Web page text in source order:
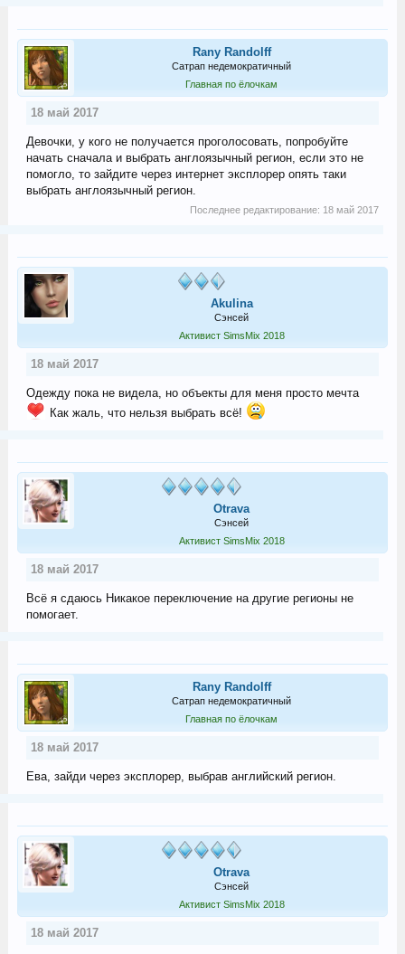
Rany Randolff
Сатрап недемократичный
Главная по ёлочкам
18 май 2017
Девочки, у кого не получается проголосовать, попробуйте
начать сначала и выбрать англоязычный регион, если это не
помогло, то зайдите через интернет эксплорер опять таки
выбрать англоязычный регион.
Последнее редактирование: 18 май 2017
Akulina
Сэнсей
Активист SimsMix 2018
18 май 2017
Одежду пока не видела, но объекты для меня просто мечта
Как жаль, что нельзя выбрать всё!
Otrava
Сэнсей
Активист SimsMix 2018
18 май 2017
Всё я сдаюсь Никакое переключение на другие регионы не
помогает.
Rany Randolff
Сатрап недемократичный
Главная по ёлочкам
18 май 2017
Ева, зайди через эксплорер, выбрав английский регион.
Otrava
Сэнсей
Активист SimsMix 2018
18 май 2017